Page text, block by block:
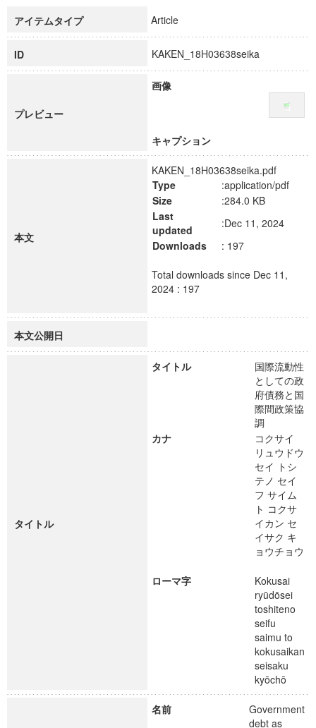
慶應義塾大学グローバルCOEプログラム市民社会ガバナンス
慶應義塾大学グローバルCOEプログラム論理と感性の先端的
博士課程教育リーディングプログラム「超成熟社会発展のサ
学術雑誌掲載論文等(8)
アイテムタイプ Article
ID KAKEN_18H03638seika
プレビュー
画像
キャプション
本文
KAKEN_18H03638seika.pdf
Type
:application/pdf
Size
:284.0 KB
Last
updated
:Dec 11, 2024
Downloads
: 197
Total downloads since Dec 11,
2024 : 197
本文公開日
タイトル
タイトル
国際流動性
としての政
府債務と国
際間政策協
調
カナ
コクサイ
リュウドウ
セイ トシ
テノ セイ
フ サイム
ト コクサ
イカン セ
イサク キ
ョウチョウ
ローマ字
Kokusai
ryūdōsei
toshiteno
seifu
saimu to
kokusaikan
seisaku
kyōchō
名前
Government
debt as